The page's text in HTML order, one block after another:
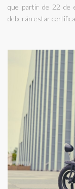
que partir de 22 de
deberán estar